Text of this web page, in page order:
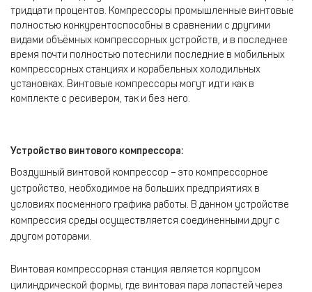
тридцати процентов. Компрессоры промышленные винтовые
полностью конкурентоспособны в сравнении с другими
видами объёмных компрессорных устройств, и в последнее
время почти полностью потеснили последние в мобильных
компрессорных станциях и корабельных холодильных
установках. Винтовые компрессоры могут идти как в
комплекте с ресивером, так и без него.
Устройство винтового компрессора:
Воздушный винтовой компрессор – это компрессорное
устройство, необходимое на больших предприятиях в
условиях посменного графика работы. В данном устройстве
компрессия среды осуществляется соединенными друг с
другом роторами.
Винтовая компрессорная станция является корпусом
цилиндрической формы, где винтовая пара лопастей через